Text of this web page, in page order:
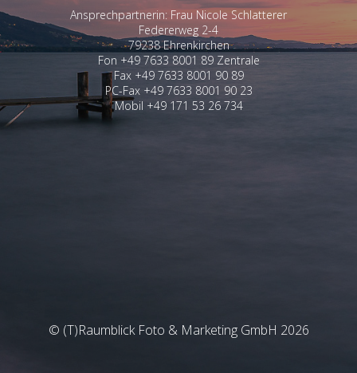
Ansprechpartnerin: Frau Nicole Schlatterer
Federerweg 2-4
79238 Ehrenkirchen
Fon +49 7633 8001 89 Zentrale
Fax +49 7633 8001 90 89
PC-Fax +49 7633 8001 90 23
Mobil +49 171 53 26 734
© (T)Raumblick Foto & Marketing GmbH 2026